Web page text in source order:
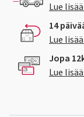
Lue
14
Lue
Jopa
Lue